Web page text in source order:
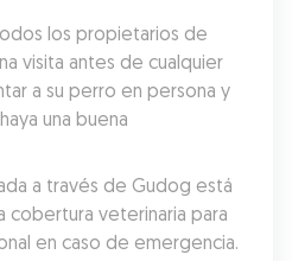
los propietarios de
visita antes de cualquier
a su perro en persona y
una buena
a través de Gudog está
cobertura veterinaria para
en caso de emergencia.